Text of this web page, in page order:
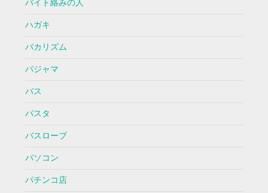
バイト絡みの人
ハガキ
バカリズム
パジャマ
バス
パスタ
バスローブ
パソコン
パチンコ店